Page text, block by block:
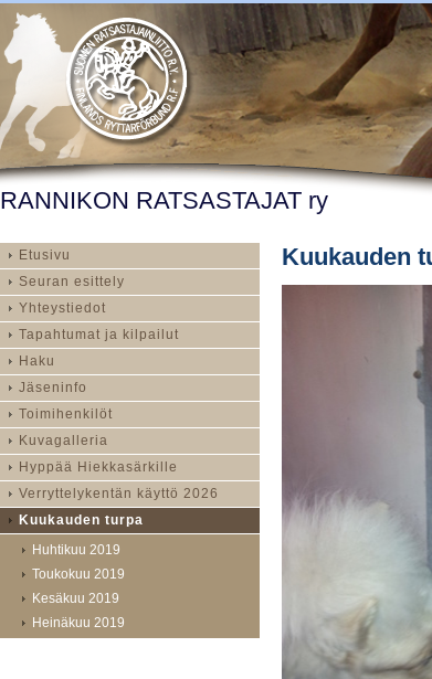
RANNIKON RATSASTAJAT ry
Kuukauden
Etusivu
Seuran esittely
Yhteystiedot
Tapahtumat ja kilpailut
Haku
Jäseninfo
Toimihenkilöt
Kuvagalleria
Hyppää Hiekkasärkille
Verryttelykentän käyttö 2026
Kuukauden turpa
Huhtikuu 2019
Toukokuu 2019
Kesäkuu 2019
Heinäkuu 2019